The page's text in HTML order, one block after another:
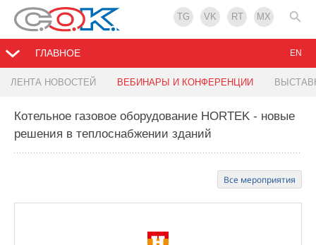
TG VK RT MX
ГЛАВНОЕ
ЛЕНТА НОВОСТЕЙ ВЕБИНАРЫ И КОНФЕРЕНЦИИ
EN
Котельное газовое оборудование HORTEK - новые
решения в теплоснабжении зданий
Все мероприятия